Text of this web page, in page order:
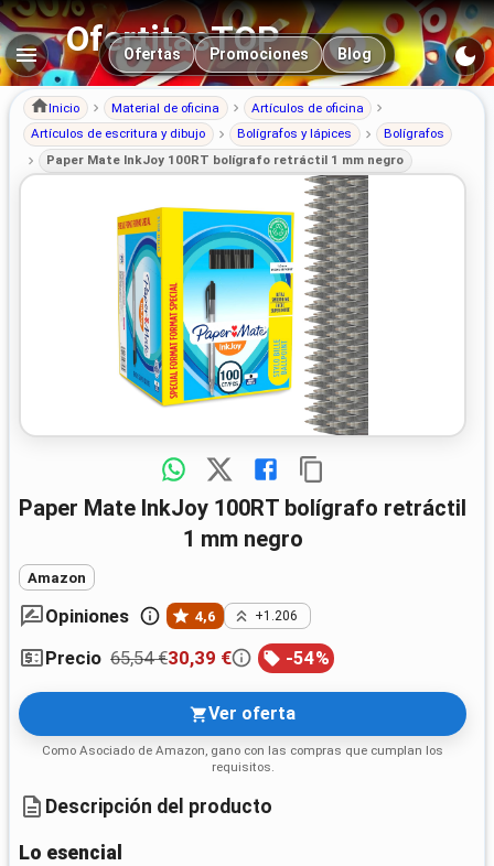
OfertitasTOP
Navegación principal
Ofertas Promociones Blog
Inicio Material de oficina
Artículos de oficina
Artículos de escritura y dibujo
Bolígrafos y lápices
Bolígrafos
Paper Mate InkJoy 100RT bolígrafo retráctil 1 mm negro
Paper Mate InkJoy 100RT bolígrafo retráctil
1 mm negro
Amazon
Opiniones 4,6 +1.206
Precio 65,54 €30,39 € -54%
Ver oferta
Como Asociado de Amazon, gano con las compras que cumplan los
requisitos.
Descripción del producto
Lo esencial